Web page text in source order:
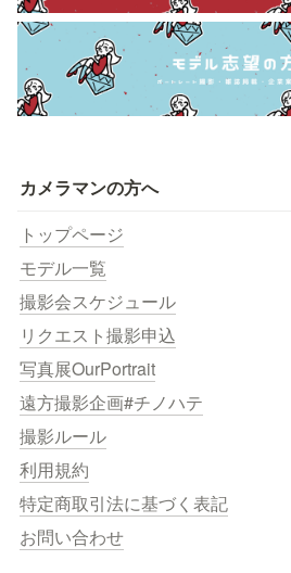
カメラマンの方へ
トップページ
モデル一覧
撮影会スケジュール
リクエスト撮影申込
写真展OurPortrait
遠方撮影企画#チノハテ
撮影ルール
利用規約
特定商取引法に基づく表記
お問い合わせ